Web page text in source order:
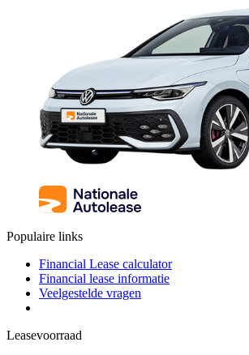
Populaire links
Financial Lease calculator
Financial lease informatie
Veelgestelde vragen
Leasevoorraad